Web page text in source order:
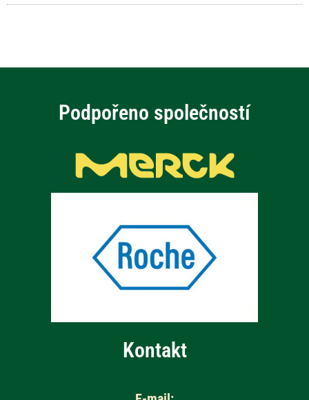
Podpořeno společností
Kontakt